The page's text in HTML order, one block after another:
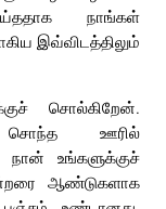
நாங்கள்
இவ்விடத்திலும்
சொல்கிறேன்.
ஊரில்
உங்களுக்குச்
ஆண்டுகளாக